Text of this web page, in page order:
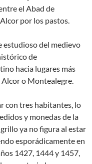
el Abad de
por los pastos.
estudioso del medievo
de
hacia lugares más
o Montealegre.
con tres habitantes, lo
y monedas de la
ya no figura al estar
esporádicamente en
1427, 1444 y 1457,